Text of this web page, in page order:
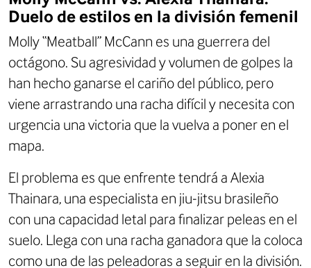
Duelo de estilos en la división femenil
Molly “Meatball” McCann es una guerrera del
octágono. Su agresividad y volumen de golpes la
han hecho ganarse el cariño del público, pero
viene arrastrando una racha difícil y necesita con
urgencia una victoria que la vuelva a poner en el
mapa.
El problema es que enfrente tendrá a Alexia
Thainara, una especialista en jiu-jitsu brasileño
con una capacidad letal para finalizar peleas en el
suelo. Llega con una racha ganadora que la coloca
como una de las peleadoras a seguir en la división.